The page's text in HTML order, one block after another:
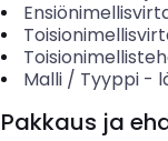
Malli / Tyyppi-
Pakkaus ja